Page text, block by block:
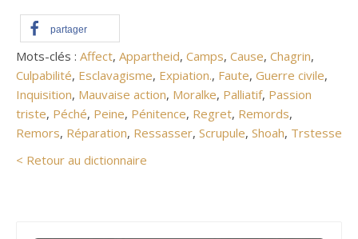
partager
Mots-clés : Affect, Appartheid, Camps, Cause, Chagrin,
Culpabilité, Esclavagisme, Expiation., Faute, Guerre civile,
Inquisition, Mauvaise action, Moralke, Palliatif, Passion
triste, Péché, Peine, Pénitence, Regret, Remords,
Remors, Réparation, Ressasser, Scrupule, Shoah, Trstesse
< Retour au dictionnaire